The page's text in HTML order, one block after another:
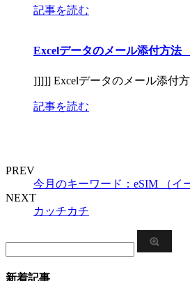
記事を読む
Excelデータのメール添付方法
]]]]] Excelデータのメール添付
記事を読む
PREV
今月のキーワード：eSIM （イ
NEXT
カッチカチ
新着記事